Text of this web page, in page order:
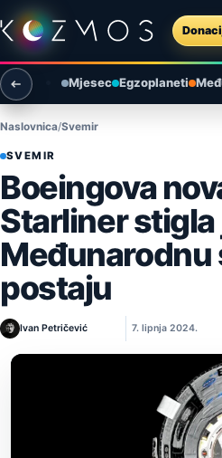
Preskoči na sadržaj
Otvori izbornik
Otvori pretragu
Mjesec Egzoplaneti
Naslovnica Svemir
SVEMIR
Boeingova
Starliner stigla
Međunarodnu
postaju
Ivan Petričević 7. lipnja 2024.